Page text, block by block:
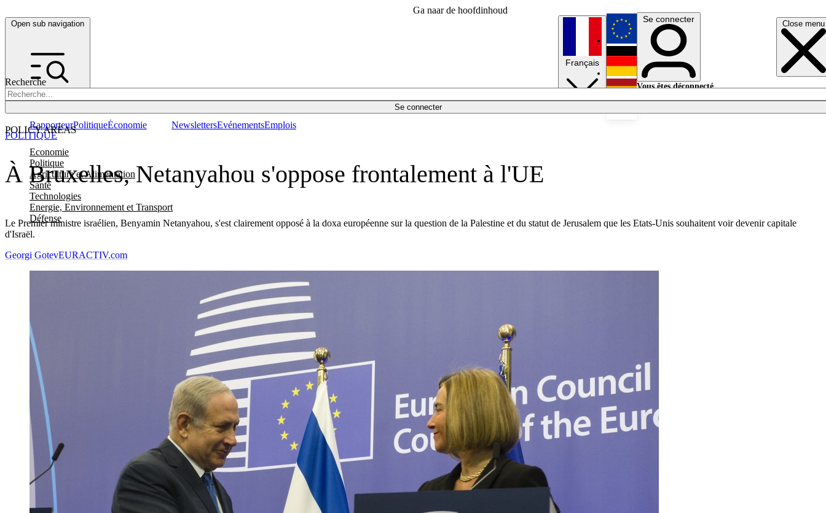
Ga naar de hoofdinhoud
Open sub navigation Close menu
Recherche
Se connecter
POLICY AREAS
Economie
Politique
Agriculture et Alimentation
Santé
Technologies
Energie, Environnement et Transport
Défense
RapporteurPolitiqueÉconomie NewslettersEvénementsEmplois
Français
English
Deutsch
Se connecter
Vous êtes déconnecté.
À Bruxelles, Netanyahou s'oppose frontalement à l'UE
Le Premier ministre israélien, Benyamin Netanyahou, s'est clairement opposé à la doxa européenne sur la question de la Palestine et du statut de Jerusalem que les Etats-Unis souhaitent voir devenir capitale
d'Israël.
POLITIQUE
Georgi GotevEURACTIV.com